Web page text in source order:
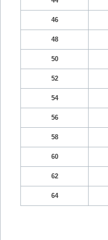
46
48
50
52
54
56
58
60
62
64